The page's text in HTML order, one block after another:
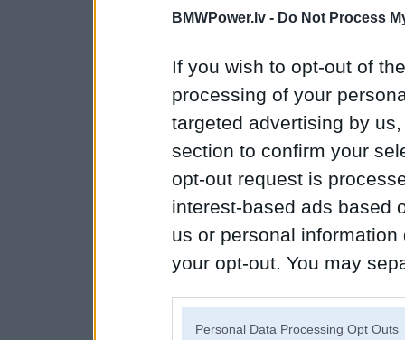
BMWPower.lv - Do Not Process
If you wish to opt-out of
processing of your
targeted advertising by
section to confirm your
opt-out request is
interest-based ads based
us or personal
your opt-out. You may
Personal Data Processing Opt Outs